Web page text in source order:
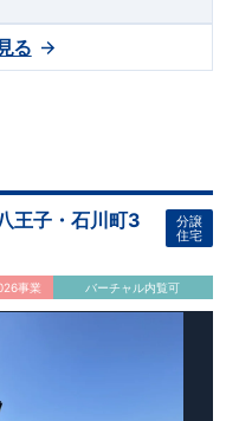
◇ロケーション
校
徒歩7分 ・オーケ
徒歩
に協力しあい、最良のプラ
マージンを抑えることで、
・東栄住宅
取得。建築基準法で定め
に対して、倒壊、崩壊しな
評価しています。
に施工されているか、建
す。
回の無料定期点検と、
年
本当のお付き合いだと考
委託せず、東栄住宅グル
にて責任をもって対応い
る
王子・石川町3
分譲
住宅
事業 バーチャル内覧可